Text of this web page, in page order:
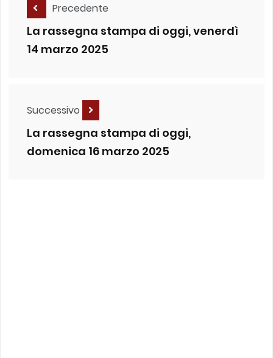
Precedente
La rassegna stampa di oggi, venerdì
14 marzo 2025
Successivo
La rassegna stampa di oggi,
domenica 16 marzo 2025